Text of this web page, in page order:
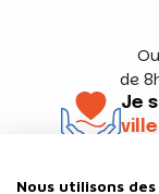
de
Je
ville
Nous utilisons